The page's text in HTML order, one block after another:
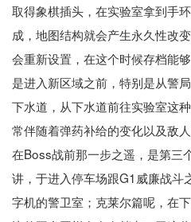
取得象棋插头，在实验室拿到手
成，地图结构就会产生永久性改
会重新设置，在这个时候存档能
是进入新区域之前，特别是从警
下水道，从下水道前往实验室这
常伴随着弹药补给的变化以及敌人
在Boss战前那一步之遥，是第三
讲，于进入停车场跟G1威廉战斗
字机的警卫室；克莱尔篇呢，在